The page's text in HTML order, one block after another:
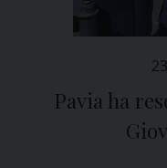
Pavia ha